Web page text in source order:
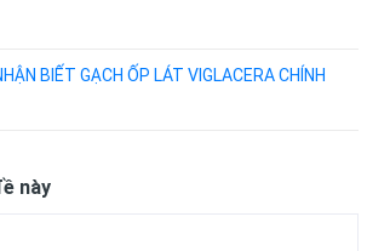
BIẾT GẠCH ỐP LÁT VIGLACERA CHÍNH
này